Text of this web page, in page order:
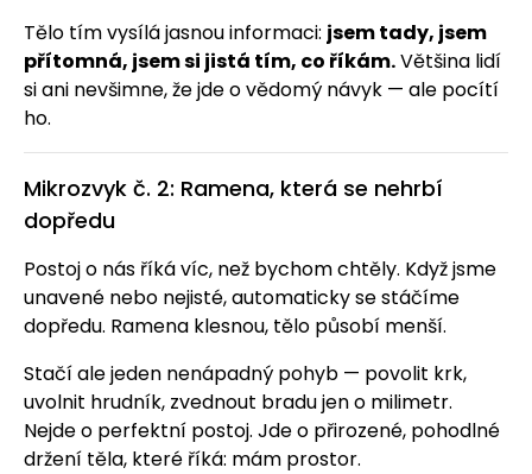
Tělo tím vysílá jasnou informaci: jsem tady, jsem
přítomná, jsem si jistá tím, co říkám.Většina lidí
si ani nevšimne, že jde o vědomý návyk — ale pocítí
ho.
Mikrozvyk č. 2: Ramena, která se nehrbí
dopředu
Postoj o nás říká víc, než bychom chtěly. Když jsme
unavené nebo nejisté, automaticky se stáčíme
dopředu. Ramena klesnou, tělo působí menší.
Stačí ale jeden nenápadný pohyb — povolit krk,
uvolnit hrudník, zvednout bradu jen o milimetr.
Nejde o perfektní postoj. Jde o přirozené, pohodlné
držení těla, které říká: mám prostor.